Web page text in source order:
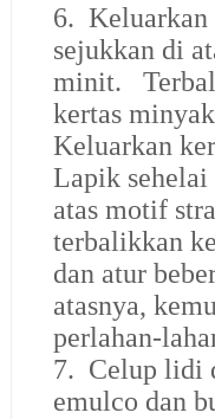
6. Keluarkan
sejukkan di
minit.
kertas
Keluarkan
Lapik
atas motif
terbalikkan
dan atur
atasnya,
perlahan-
7. Celup lidi
emulco dan